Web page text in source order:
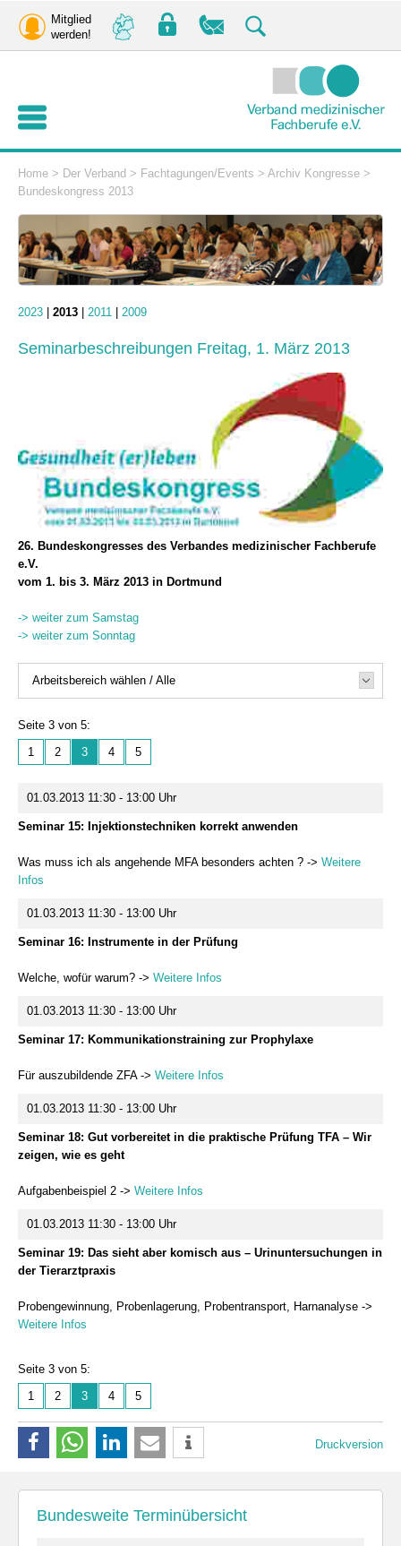
Mitglied
werden!
Home > Der Verband > Fachtagungen/Events > Archiv Kongresse >
Bundeskongress 2013
2023 2013 2011 2009
Seminarbeschreibungen Freitag, 1. März 2013
26. Bundeskongresses des Verbandes medizinischer Fachberufe
e.V.
vom 1. bis 3. März 2013 in Dortmund
-> weiter zum Samstag
-> weiter zum Sonntag
Arbeitsbereich wählen / Alle
Seite 3 von 5:
1
2 3 4 5
01.03.2013 11:30 - 13:00 Uhr
Seminar 15: Injektionstechniken korrekt anwenden
Was muss ich als angehende MFA besonders achten ? -> Weitere
Infos
01.03.2013 11:30 - 13:00 Uhr
Seminar 16: Instrumente in der Prüfung
Welche, wofür warum? -> Weitere Infos
01.03.2013 11:30 - 13:00 Uhr
Seminar 17: Kommunikationstraining zur Prophylaxe
Für auszubildende ZFA -> Weitere Infos
01.03.2013 11:30 - 13:00 Uhr
Seminar 18: Gut vorbereitet in die praktische Prüfung TFA – Wir
zeigen, wie es geht
Aufgabenbeispiel 2 -> Weitere Infos
01.03.2013 11:30 - 13:00 Uhr
Seminar 19: Das sieht aber komisch aus – Urinuntersuchungen in
der Tierarztpraxis
Probengewinnung, Probenlagerung, Probentransport, Harnanalyse ->
Weitere Infos
Seite 3 von 5:
1
2 3 4 5
Druckversion
Bundesweite Terminübersicht